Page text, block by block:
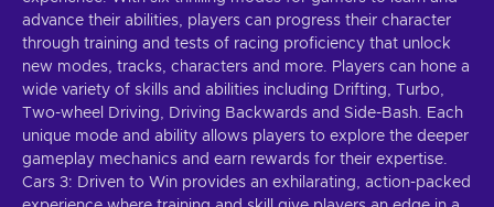
advance their abilities, players can progress their character
through training and tests of racing proficiency that unlock
new modes, tracks, characters and more. Players can hone a
wide variety of skills and abilities including Drifting, Turbo,
Two-wheel Driving, Driving Backwards and Side-Bash. Each
unique mode and ability allows players to explore the deeper
gameplay mechanics and earn rewards for their expertise.
Cars 3: Driven to Win provides an exhilarating, action-packed